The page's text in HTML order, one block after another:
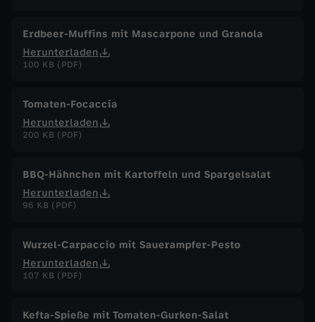
Erdbeer-Muffins mit Mascarpone und Granola
Herunterladen
100 KB (PDF)
Tomaten-Focaccia
Herunterladen
200 KB (PDF)
BBQ-Hähnchen mit Kartoffeln und Spargelsalat
Herunterladen
96 KB (PDF)
Wurzel-Carpaccio mit Sauerampfer-Pesto
Herunterladen
107 KB (PDF)
Kefta-Spieße mit Tomaten-Gurken-Salat